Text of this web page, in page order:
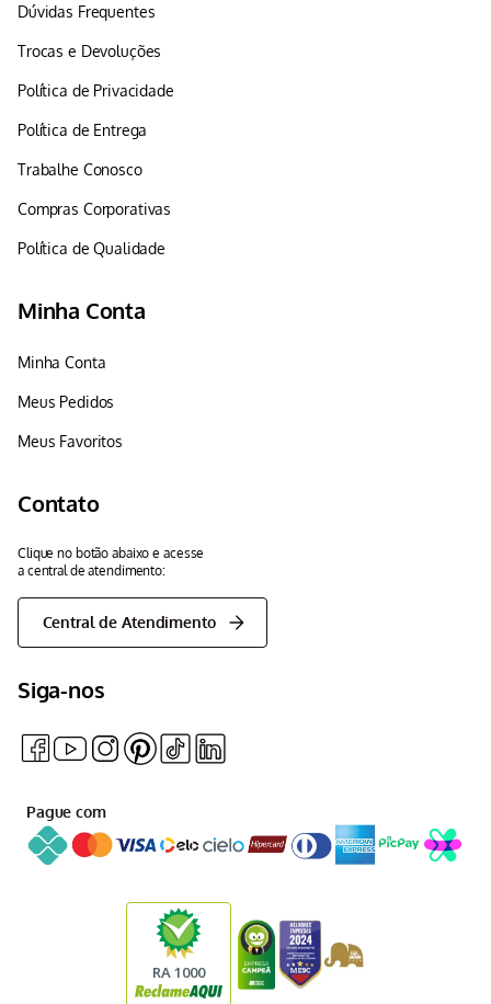
Dúvidas Frequentes
Trocas e Devoluções
Política de Privacidade
Política de Entrega
Trabalhe Conosco
Compras Corporativas
Política de Qualidade
Minha Conta
Minha Conta
Meus Pedidos
Meus Favoritos
Contato
Clique no botão abaixo e acesse
a central de atendimento:
Central de Atendimento
Siga-nos
Pague com